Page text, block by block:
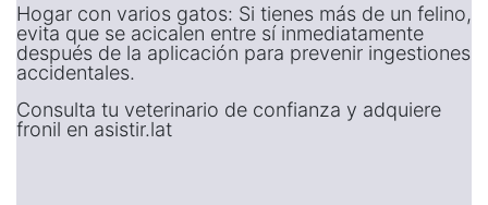
Hogar con varios gatos: Si tienes más de un felino,
evita que se acicalen entre sí inmediatamente
después de la aplicación para prevenir ingestiones
accidentales.
Consulta tu veterinario de confianza y adquiere
fronil en asistir.lat